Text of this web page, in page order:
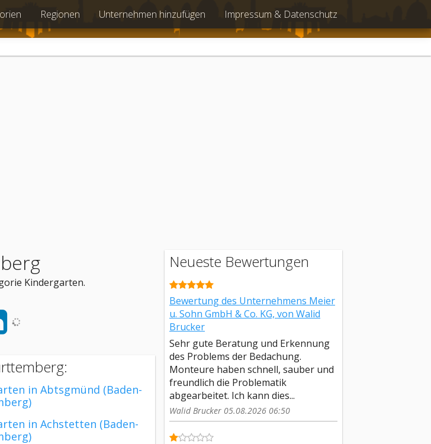
Regionen Unternehmen hinzufügen Impressum & Datenschutz
Kindergarten.
in Abtsgmünd (Baden-
in Achstetten (Baden-
Neueste Bewertungen
Bewertung des Unternehmens Meier
u. Sohn GmbH & Co. KG, von Walid
Brucker
Sehr gute Beratung und Erkennung
des Problems der Bedachung.
Monteure haben schnell, sauber und
freundlich die Problematik
abgearbeitet. Ich kann dies...
Walid Brucker 05.08.2026 06:50